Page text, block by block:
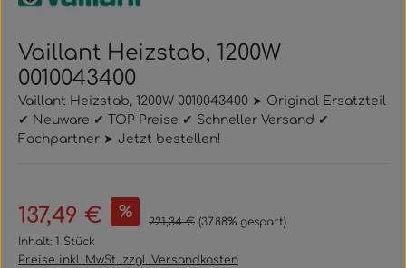
Vaillant Heizstab, 1200W
0010043400
Vaillant Heizstab, 1200W 0010043400 ➤ Original Ersatzteil
✔ Neuware ✔ TOP Preise ✔ Schneller Versand ✔
Fachpartner ➤ Jetzt bestellen!
Verkaufspreis:
137,49 € % Regulärer Preis:
221,34 € (37.88% gespart)
Inhalt: 1 Stück
Preise inkl. MwSt. zzgl. Versandkosten